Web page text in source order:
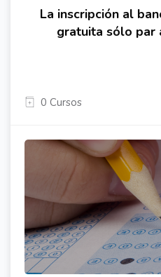
La inscripción al
gratuita sólo par
0 Cursos